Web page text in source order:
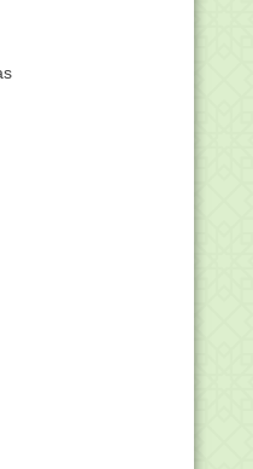
2017 Kelas
6 JTM
Kita Warga
Dhuha
2013 Revisi